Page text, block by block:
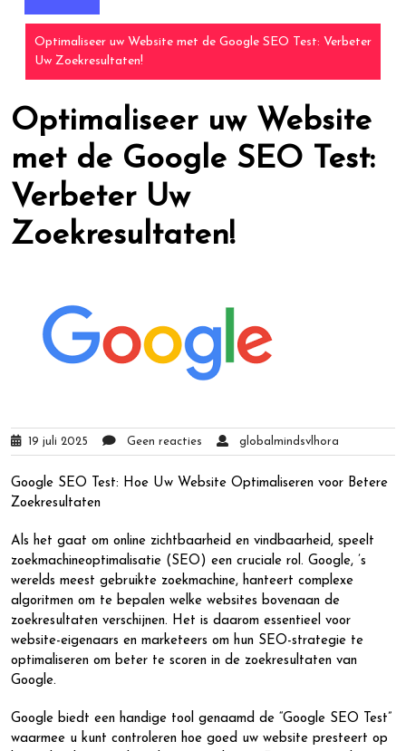
Optimaliseer uw Website met de Google SEO Test: Verbeter
Uw Zoekresultaten!
Optimaliseer uw Website
met de Google SEO Test:
Verbeter Uw
Zoekresultaten!
19 juli 2025 Geen reacties globalmindsvlhora
Google SEO Test: Hoe Uw Website Optimaliseren voor Betere
Zoekresultaten
Als het gaat om online zichtbaarheid en vindbaarheid, speelt
zoekmachineoptimalisatie (SEO) een cruciale rol. Google, ’s
werelds meest gebruikte zoekmachine, hanteert complexe
algoritmen om te bepalen welke websites bovenaan de
zoekresultaten verschijnen. Het is daarom essentieel voor
website-eigenaars en marketeers om hun SEO-strategie te
optimaliseren om beter te scoren in de zoekresultaten van
Google.
Google biedt een handige tool genaamd de “Google SEO Test”
waarmee u kunt controleren hoe goed uw website presteert op